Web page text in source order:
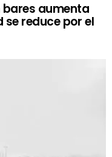
bares aumenta
se reduce por el